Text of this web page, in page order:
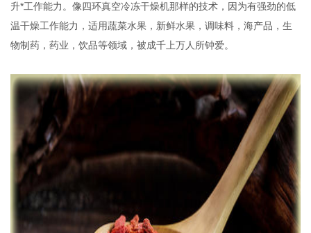
升*工作能力。像四环真空冷冻干燥机那样的技术，因为有强劲的低
温干燥工作能力，适用蔬菜水果，新鲜水果，调味料，海产品，生
物制药，药业，饮品等领域，被成千上万人所钟爱。